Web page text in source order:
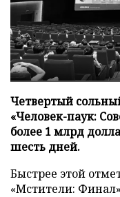
Четвертый
«Человек-паук:
более 1 млрд
шесть дней.
Быстрее этой
«Мстители: